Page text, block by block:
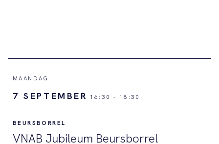
MAANDAG
7 SEPTEMBER 16:30 - 18:30
BEURSBORREL
VNAB Jubileum Beursborrel